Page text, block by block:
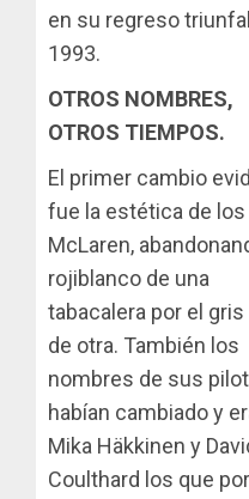
en su regreso
1993.
OTROS NOMBRES,
OTROS TIEMPOS.
El primer cambio
fue la estética de los
McLaren,
rojiblanco de una
tabacalera por el gris
de otra. También los
nombres de sus
habían cambiado y
Mika Häkkinen y
Coulthard los que por